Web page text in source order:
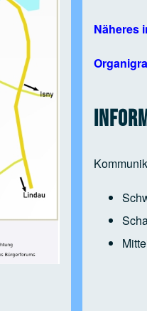
Näheres